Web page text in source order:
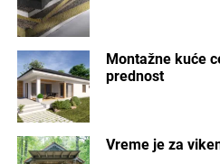
Montažne kuće
prednost
Vreme je za